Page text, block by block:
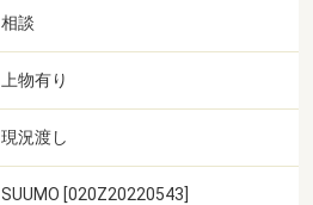
相談
上物有り
現況渡し
SUUMO [020Z20220543]